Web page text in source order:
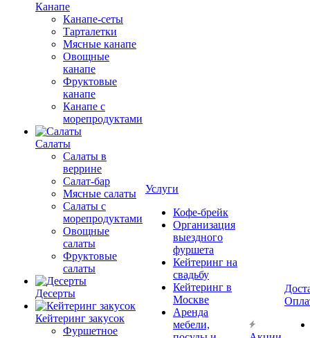
Канапе
Канапе-сеты
Тарталетки
Мясные канапе
Овощные
канапе
Фруктовые
канапе
Канапе с
морепродуктами
Салаты
Салаты в
веррине
Салат-бар
Мясные салаты
Салаты с
морепродуктами
Овощные
салаты
Фруктовые
салаты
Десерты
Кейтеринг закусок
Фуршетное
Услуги
Кофе-брейк
Организация
выездного
фуршета
Кейтеринг на
свадьбу
Кейтеринг в
Москве
Аренда
мебели,